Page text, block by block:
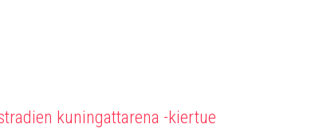
kuningattarena -kiertue